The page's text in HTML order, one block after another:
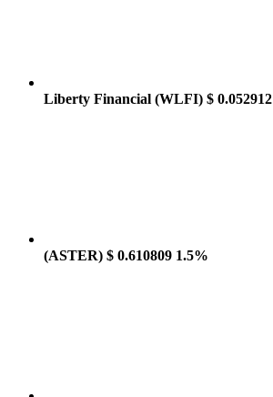
Liberty Financial (WLFI) $ 0.052912
(ASTER) $ 0.610809 1.5%